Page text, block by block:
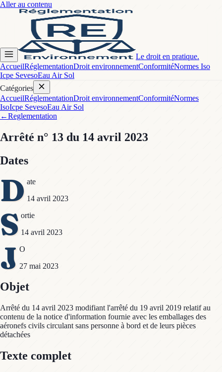
Aller au contenu
Le droit en pratique.
AccueilRéglementationDroit environnementConformitéNormes Iso
Icpe SevesoEau Air Sol
Catégories
AccueilRéglementationDroit environnementConformitéNormes
IsoIcpe SevesoEau Air Sol
←Reglementation
Arrêté n° 13 du 14 avril 2023
Dates
D ate
14 avril 2023
S ortie
14 avril 2023
J O
27 mai 2023
Objet
Arrêté du 14 avril 2023 modifiant l'arrêté du 19 avril 2019 relatif au
contenu de la notice d'information fournie avec les emballages des
aéronefs civils circulant sans personne à bord et de leurs pièces
détachées
Texte complet